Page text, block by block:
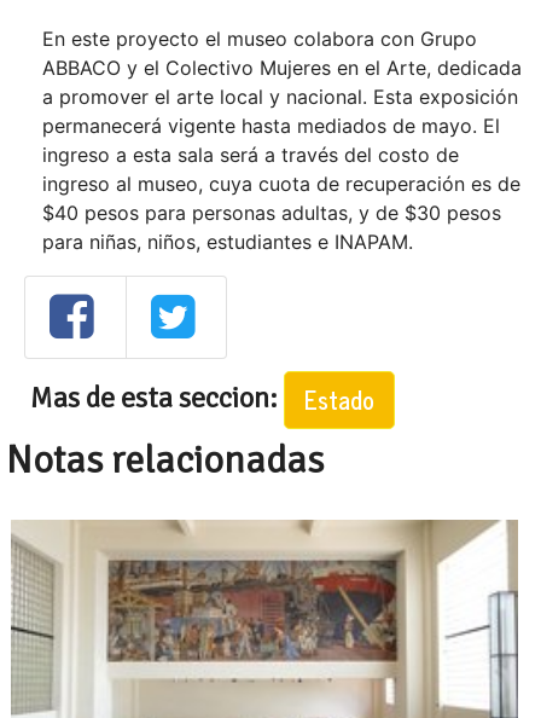
En este proyecto el museo colabora con Grupo
ABBACO y el Colectivo Mujeres en el Arte, dedicada
a promover el arte local y nacional. Esta exposición
permanecerá vigente hasta mediados de mayo. El
ingreso a esta sala será a través del costo de
ingreso al museo, cuya cuota de recuperación es de
$40 pesos para personas adultas, y de $30 pesos
para niñas, niños, estudiantes e INAPAM.
Mas de esta seccion: Estado
Notas relacionadas